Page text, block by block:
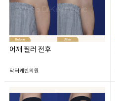
어깨 필러 전후
닥터케빈의원